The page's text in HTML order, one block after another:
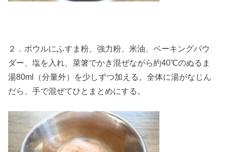
２．ボウルにふすま粉、強力粉、米油、ベーキングパウ
ダー、塩を入れ、菜箸でかき混ぜながら約40℃のぬるま
湯80ml（分量外）を少しずつ加える。全体に湯がなじん
だら、手で混ぜてひとまとめにする。